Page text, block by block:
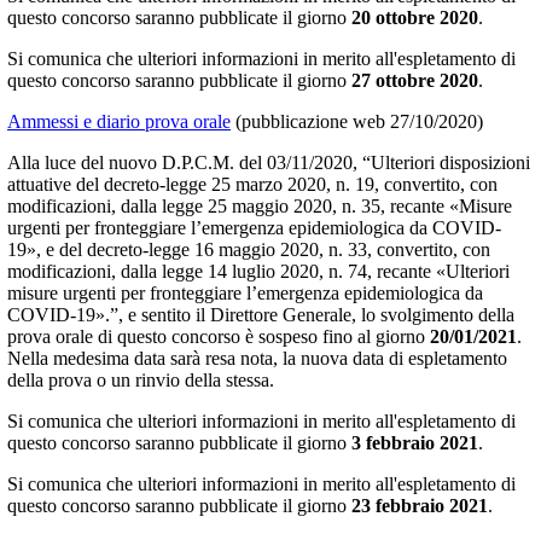
questo concorso saranno pubblicate il giorno 20 ottobre 2020.
Si comunica che ulteriori informazioni in merito all'espletamento di
questo concorso saranno pubblicate il giorno 27 ottobre 2020.
Ammessi e diario prova orale (pubblicazione web 27/10/2020)
Alla luce del nuovo D.P.C.M. del 03/11/2020, “Ulteriori disposizioni
attuative del decreto-legge 25 marzo 2020, n. 19, convertito, con
modificazioni, dalla legge 25 maggio 2020, n. 35, recante «Misure
urgenti per fronteggiare l’emergenza epidemiologica da COVID-
19», e del decreto-legge 16 maggio 2020, n. 33, convertito, con
modificazioni, dalla legge 14 luglio 2020, n. 74, recante «Ulteriori
misure urgenti per fronteggiare l’emergenza epidemiologica da
COVID-19».”, e sentito il Direttore Generale, lo svolgimento della
prova orale di questo concorso è sospeso fino al giorno 20/01/2021.
Nella medesima data sarà resa nota, la nuova data di espletamento
della prova o un rinvio della stessa.
Si comunica che ulteriori informazioni in merito all'espletamento di
questo concorso saranno pubblicate il giorno 3 febbraio 2021.
Si comunica che ulteriori informazioni in merito all'espletamento di
questo concorso saranno pubblicate il giorno 23 febbraio 2021.